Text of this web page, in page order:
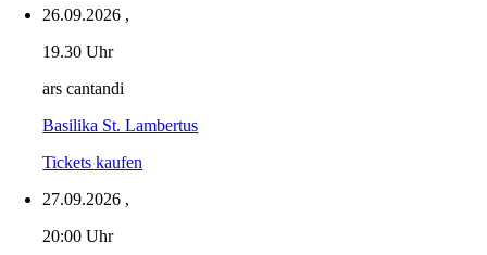
26.09.2026 ,
19.30 Uhr
ars cantandi
Basilika St. Lambertus
Tickets kaufen
27.09.2026 ,
20:00 Uhr